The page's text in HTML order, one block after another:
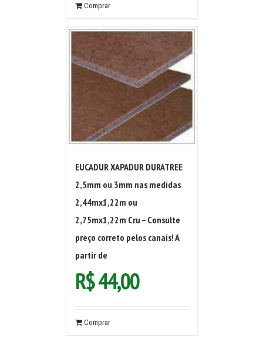
Comprar
EUCADUR XAPADUR DURATREE
2,5mm ou 3mm nas medidas
2,44mx1,22m ou
2,75mx1,22m Cru – Consulte
preço correto pelos canais! A
partir de
R$44,00
Comprar